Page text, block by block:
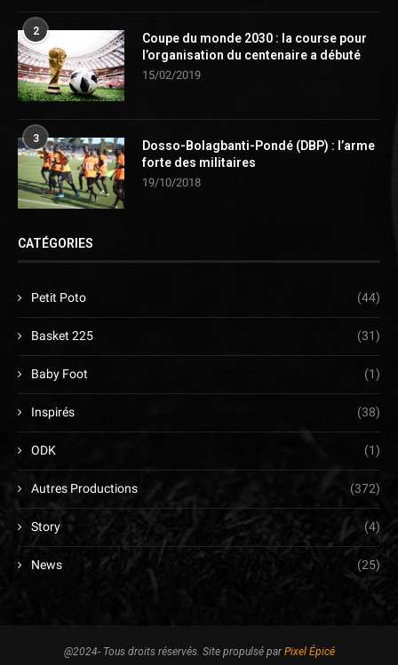
2
Coupe du monde 2030 : la course pour
l’organisation du centenaire a débuté
15/02/2019
3
Dosso-Bolagbanti-Pondé (DBP) : l’arme
forte des militaires
19/10/2018
CATÉGORIES
Petit Poto (44)
Basket 225 (31)
Baby Foot (1)
Inspirés (38)
ODK (1)
Autres Productions (372)
Story (4)
News (25)
@2024- Tous droits réservés. Site propulsé par Pixel Épicé